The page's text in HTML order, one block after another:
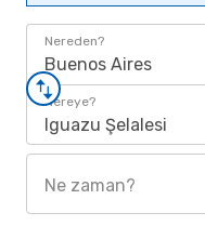
Nereden?
Buenos Aires
Nereye?
Iguazu Şelalesi
Ne zaman?